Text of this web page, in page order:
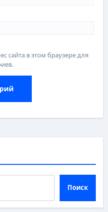
сайта в этом браузере для
Поиск